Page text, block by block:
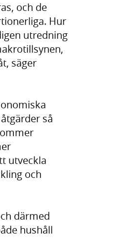
och de
Hur
utredning
säger
så
utveckla
och
därmed
hushåll